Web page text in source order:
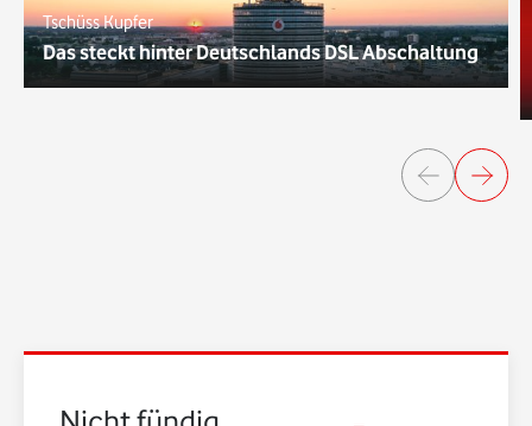
Tschüss Kupfer
Das steckt hinter Deutschlands DSL Abschaltung